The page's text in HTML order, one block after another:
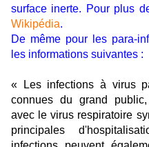
surface inerte. Pour plus
Wikipédia.
De même pour les para-
les informations suivantes :
« Les infections à virus
connues du grand
avec le virus respiratoire
principales